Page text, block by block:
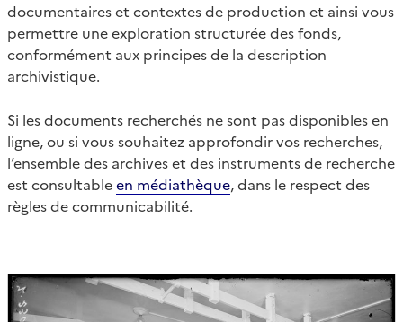
documentaires et contextes de production et ainsi vous
permettre une exploration structurée des fonds,
conformément aux principes de la description
archivistique.
Si les documents recherchés ne sont pas disponibles en
ligne, ou si vous souhaitez approfondir vos recherches,
l’ensemble des archives et des instruments de recherche
est consultableen médiathèque, dans le respect des
règles de communicabilité.